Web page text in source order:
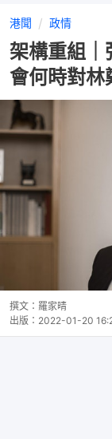
港聞 政情
架構重組｜
會何時對林
撰文： 羅家晴
出版： 2022-01-20